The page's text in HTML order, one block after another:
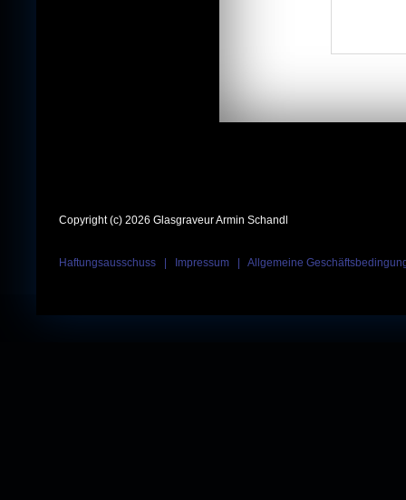
Copyright (c) 2026 Glasgraveur Armin Schandl
Haftungsausschuss Impressum Allgemeine